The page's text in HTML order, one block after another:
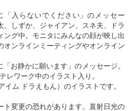
「入らないでください」のメッセー
、しずか、ジャイアン、スネ夫、ドラ
ング中。モニタにみんなの顔が映し出
オンラインミーティングやオンライン
お静かに願います」のメッセージ。
レワーク中のイラスト入り。
イム ドラえもん）のイラストです。
変更の恐れがあります。直射日光の